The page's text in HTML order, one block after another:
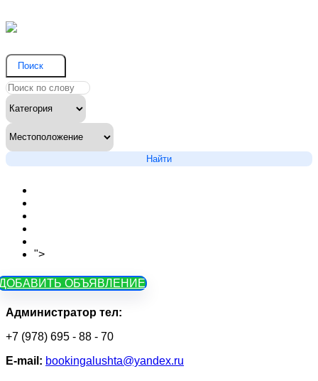
Поиск
Найти
">
ОБЪЯВЛЕНИЕ
Администратор тел:
+7 (978) 695 - 88 - 70
Е-mail: bookingalushta@yandex.ru